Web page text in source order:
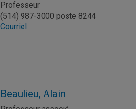
Professeur
(514) 987-3000 poste 8244
Courriel
Beaulieu, Alain